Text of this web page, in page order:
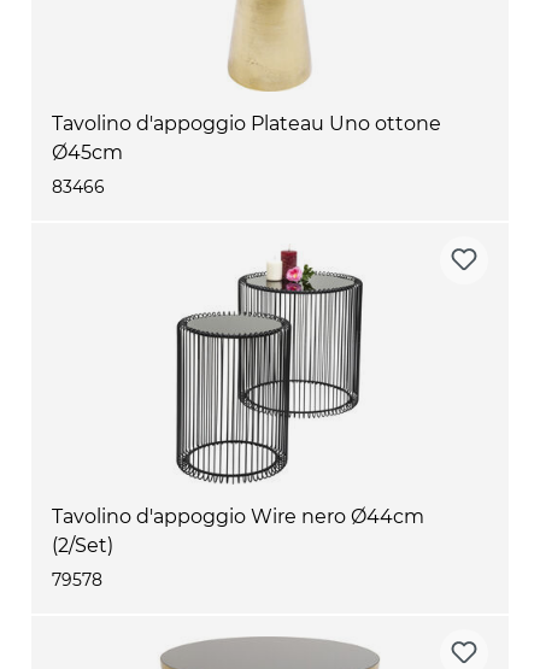
Tavolino d'appoggio Plateau Uno ottone
Ø45cm
83466
Tavolino d'appoggio Wire nero Ø44cm
(2/Set)
79578